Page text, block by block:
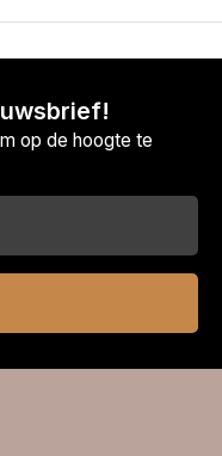
op de hoogte te